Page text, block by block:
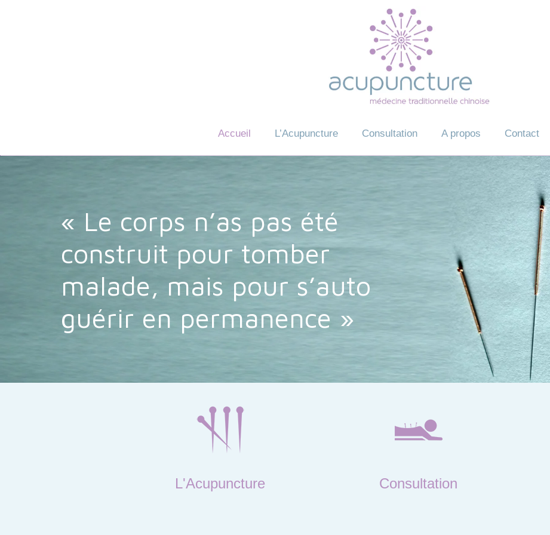
Accueil L’Acupuncture Consultation A propos Contact
« Le corps n’as pas été
construit pour tomber
malade, mais pour s’auto
guérir en permanence »
L'Acupuncture Consultation